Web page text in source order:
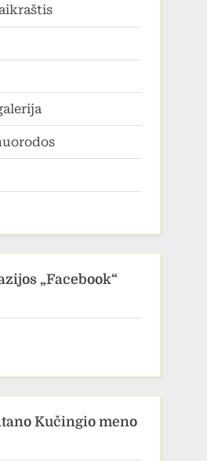
„Facebook“
Kučingio meno